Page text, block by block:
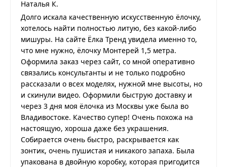
Наталья К.
Долго искала качественную искусственную ёлочку,
хотелось найти полностью литую, без какой-либо
мишуры. На сайте Ёлка Тренд увидела именно то,
что мне нужно, ёлочку Монтерей 1,5 метра.
Оформила заказ через сайт, со мной оперативно
связались консультанты и не только подробно
рассказали о всех моделях, нужной мне высоты, но
и скинули видео. Оформили быструю доставку и
через 3 дня моя ёлочка из Москвы уже была во
Владивостоке. Качество супер! Очень похожа на
настоящую, хороша даже без украшения.
Собирается очень быстро, раскрывается как
зонтик, очень пушистая и никакого запаха. Была
упакована в двойную коробку, которая пригодится